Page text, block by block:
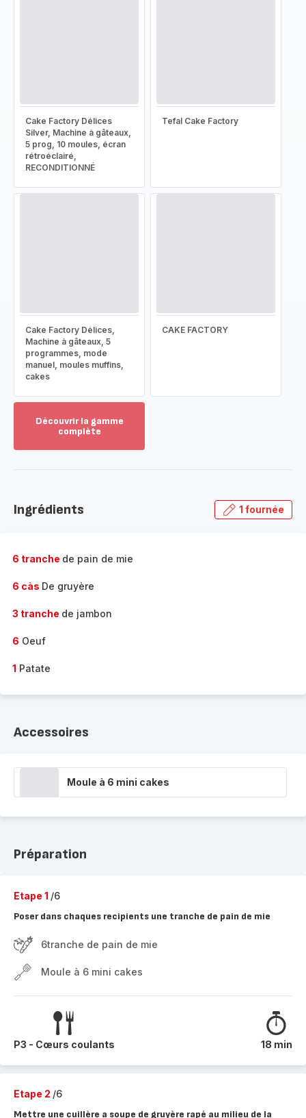
Cake Factory Délices
Silver, Machine à gâteaux,
5 prog, 10 moules, écran
rétroéclairé,
RECONDITIONNÉ
Tefal Cake Factory
Cake Factory Délices,
Machine à gâteaux, 5
programmes, mode
manuel, moules muffins,
cakes
CAKE FACTORY
Découvrir la gamme
complète
gamme
Ingrédients 1 fournée
6 tranche de pain de mie
6 càs De gruyère
3 tranche de jambon
6 Oeuf
1 Patate
Accessoires
Moule à 6 mini cakes
Préparation
Etape 1 /6
Poser dans chaques recipients une tranche de pain de mie
6tranche de pain de mie
Moule à 6 mini cakes
P3 - Cœurs coulants 18 min
Etape 2 /6
Mettre une cuillère a soupe de gruyère rapé au milieu de la